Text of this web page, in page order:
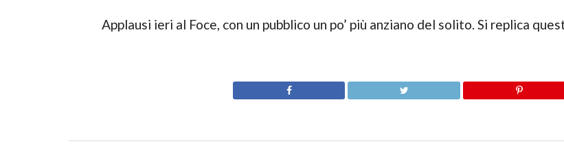
Applausi ieri al Foce, con un pubblico un po’ più anziano del solito. Si replica